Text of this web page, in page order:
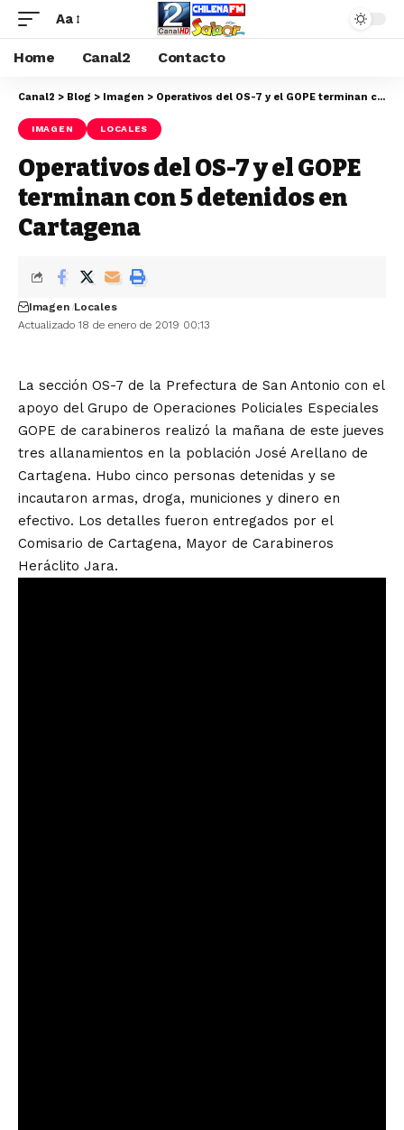
Aa
Home Canal2 Contacto
Canal2 > Blog > Imagen > Operativos del OS-7 y el GOPE terminan con 5 detenidos en Cartagena
IMAGEN LOCALES
Operativos del OS-7 y el GOPE
terminan con 5 detenidos en
Cartagena
Actualizado 18 de enero de 2019 00:13
Imagen Locales
La sección OS-7 de la Prefectura de San Antonio con el
apoyo del Grupo de Operaciones Policiales Especiales
GOPE de carabineros realizó la mañana de este jueves
tres allanamientos en la población José Arellano de
Cartagena. Hubo cinco personas detenidas y se
incautaron armas, droga, municiones y dinero en
efectivo. Los detalles fueron entregados por el
Comisario de Cartagena, Mayor de Carabineros
Heráclito Jara.